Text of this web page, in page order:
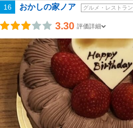
16 おかしの家ノア グルメ・レストラン
3.30 評価詳細